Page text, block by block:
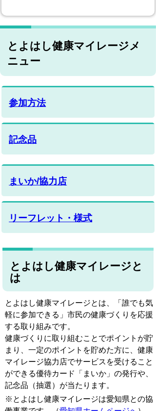
とよはし健康マイレージメ
ニュー
参加方法
記念品
まいか/協力店
リーフレット・様式
とよはし健康マイレージと
は
とよはし健康マイレージとは、「誰でも気
軽に参加できる」市民の健康づくりを応援
する取り組みです。
健康づくりに取り組むことでポイントが貯
まり、一定のポイントを貯めた方に、健康
マイレージ協力店でサービスを受けること
ができる優待カード「まいか」の発行や、
記念品（抽選）が当たります。
※とよはし健康マイレージは愛知県との協